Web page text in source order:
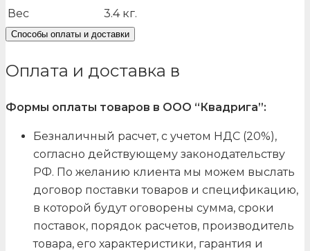
Вес
3.4 кг.
Способы оплаты и доставки
Оплата и доставка в
Формы оплаты товаров в ООО “Квадрига”:
Безналичный расчет, с учетом НДС (20%),
согласно действующему законодательству
РФ. По желанию клиента мы можем выслать
договор поставки товаров и спецификацию,
в которой будут оговорены сумма, сроки
поставок, порядок расчетов, производитель
товара, его характеристики, гарантия и